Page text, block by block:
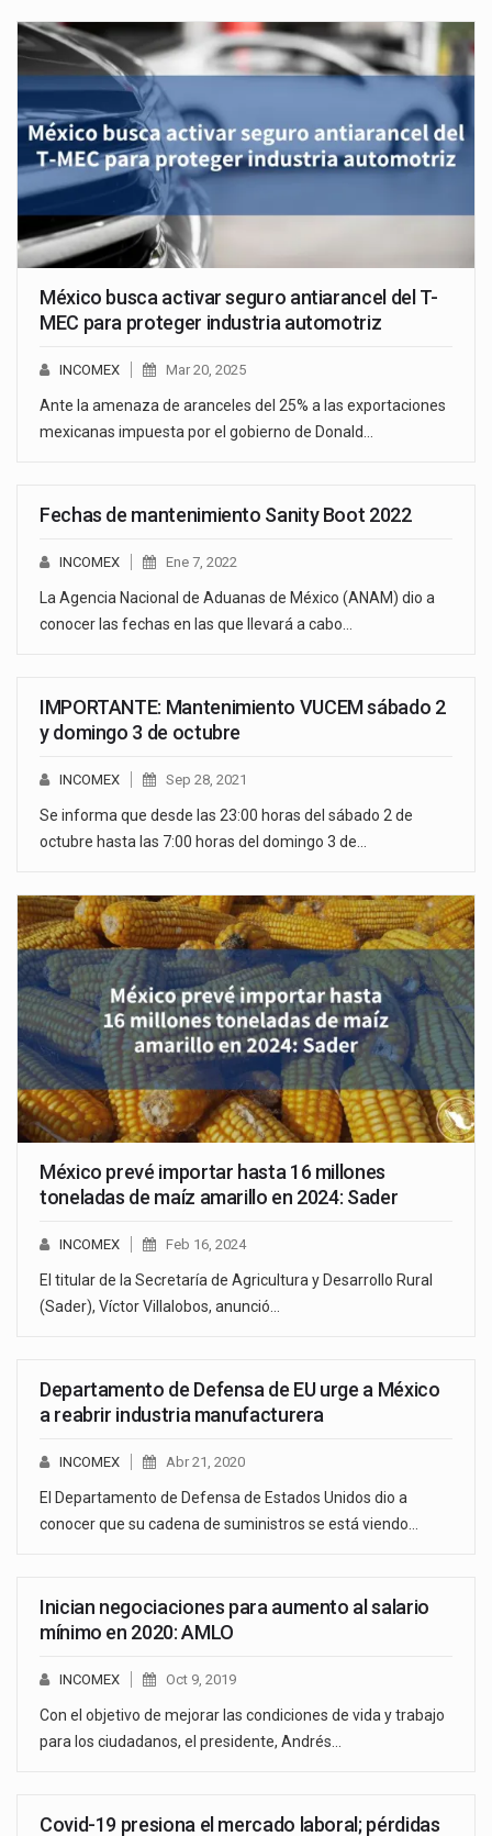
México busca activar seguro antiarancel del T-
MEC para proteger industria automotriz
INCOMEX Mar 20, 2025
Ante la amenaza de aranceles del 25% a las exportaciones
mexicanas impuesta por el gobierno de Donald…
Fechas de mantenimiento Sanity Boot 2022
INCOMEX Ene 7, 2022
La Agencia Nacional de Aduanas de México (ANAM) dio a
conocer las fechas en las que llevará a cabo…
IMPORTANTE: Mantenimiento VUCEM sábado 2
y domingo 3 de octubre
INCOMEX Sep 28, 2021
Se informa que desde las 23:00 horas del sábado 2 de
octubre hasta las 7:00 horas del domingo 3 de…
México prevé importar hasta 16 millones
toneladas de maíz amarillo en 2024: Sader
INCOMEX Feb 16, 2024
El titular de la Secretaría de Agricultura y Desarrollo Rural
(Sader), Víctor Villalobos, anunció…
Departamento de Defensa de EU urge a México
a reabrir industria manufacturera
INCOMEX Abr 21, 2020
El Departamento de Defensa de Estados Unidos dio a
conocer que su cadena de suministros se está viendo…
Inician negociaciones para aumento al salario
mínimo en 2020: AMLO
INCOMEX Oct 9, 2019
Con el objetivo de mejorar las condiciones de vida y trabajo
para los ciudadanos, el presidente, Andrés…
Covid-19 presiona el mercado laboral; pérdidas